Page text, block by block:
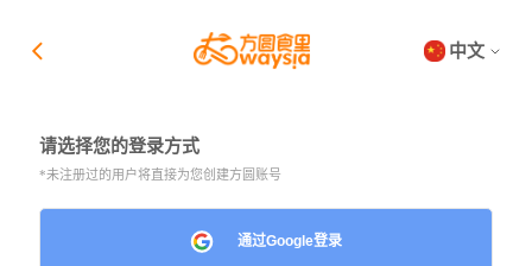
中文
请选择您的登录方式
*未注册过的用户将直接为您创建方圆账号
通过Google登录